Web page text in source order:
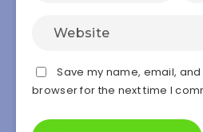
Save my name, email,
browser for the next time I